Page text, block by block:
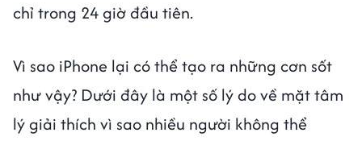
chỉ trong 24 giờ đầu tiên.
Vì sao iPhone lại có thể tạo ra những cơn sốt
như vậy? Dưới đây là một số lý do về mặt tâm
lý giải thích vì sao nhiều người không thể